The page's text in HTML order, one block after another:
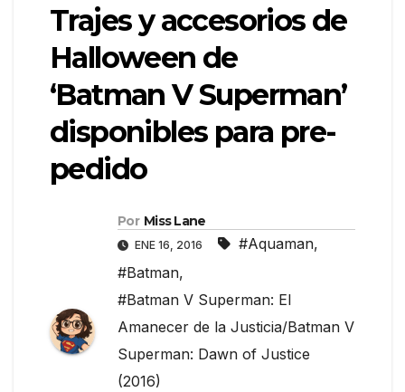
Trajes y accesorios de
Halloween de
‘Batman V Superman’
disponibles para pre-
pedido
Por Miss Lane
ENE 16, 2016 #Aquaman,
#Batman,
#Batman V Superman: El
Amanecer de la Justicia/Batman V
Superman: Dawn of Justice
(2016)